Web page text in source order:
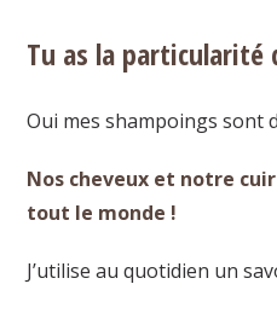
Tu as la particularité
Oui mes shampoings sont
Nos cheveux et notre
tout le monde !
J’utilise au quotidien un